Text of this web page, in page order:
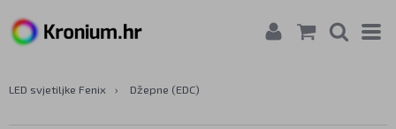
LED svjetiljke Fenix › Džepne (EDC)